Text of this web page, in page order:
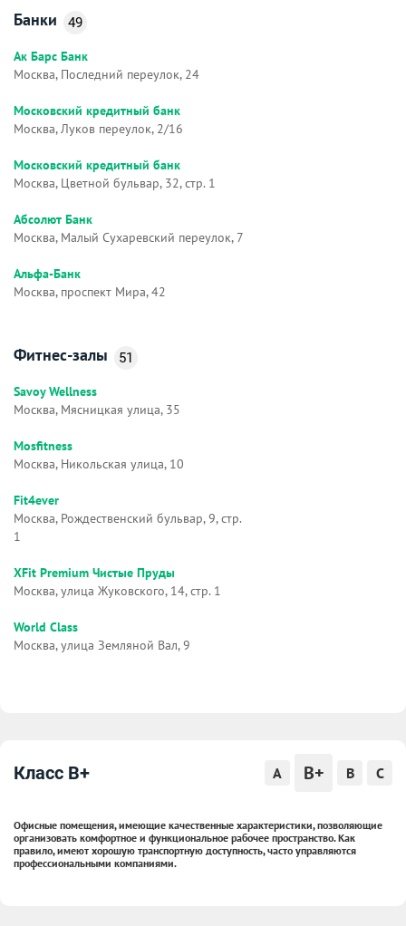
Банки 49
Ак Барс Банк
Москва, Последний переулок, 24
Московский кредитный банк
Москва, Луков переулок, 2/16
Московский кредитный банк
Москва, Цветной бульвар, 32, стр. 1
Абсолют Банк
Москва, Малый Сухаревский переулок, 7
Альфа-Банк
Москва, проспект Мира, 42
Фитнес-залы 51
Savoy Wellness
Москва, Мясницкая улица, 35
Mosfitness
Москва, Никольская улица, 10
Fit4ever
Москва, Рождественский бульвар, 9, стр.
1
XFit Premium Чистые Пруды
Москва, улица Жуковского, 14, стр. 1
World Class
Москва, улица Земляной Вал, 9
Класс B+ A B+ B C
Офисные помещения, имеющие качественные характеристики, позволяющие
организовать комфортное и функциональное рабочее пространство. Как
правило, имеют хорошую транспортную доступность, часто управляются
профессиональными компаниями.